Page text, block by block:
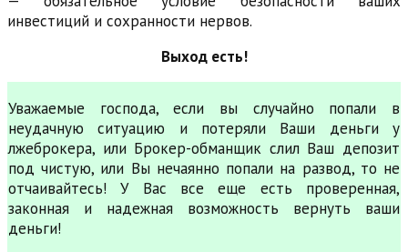
инвестиций и сохранности нервов.
Выход есть!
Уважаемые господа, если вы случайно попали в
неудачную ситуацию и потеряли Ваши деньги у
лжеброкера, или Брокер-обманщик слил Ваш депозит
под чистую, или Вы нечаянно попали на развод, то не
отчаивайтесь! У Вас все еще есть проверенная,
законная и надежная возможность вернуть ваши
деньги!